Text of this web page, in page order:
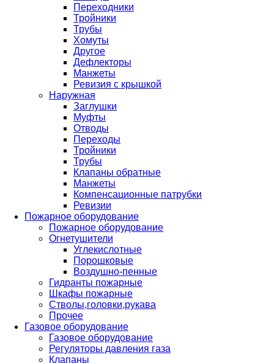
Переходники
Тройники
Трубы
Хомуты
Другое
Дефлекторы
Манжеты
Ревизия с крышкой
Наружная
Заглушки
Муфты
Отводы
Переходы
Тройники
Трубы
Клапаны обратные
Манжеты
Компенсационные патрубки
Ревизии
Пожарное оборудование
Пожарное оборудование
Огнетушители
Углекислотные
Порошковые
Воздушно-пенные
Гидранты пожарные
Шкафы пожарные
Стволы,головки,рукава
Прочее
Газовое оборудование
Газовое оборудование
Регуляторы давления газа
Клапаны